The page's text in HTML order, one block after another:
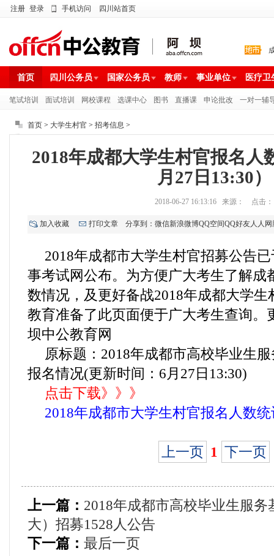
注册 登录 手机访问 四川站首页
首页 四川公务员 国家公务员 教师 事业单位 医疗卫
笔试培训 面试培训 网校课程 选课中心 图书 直播课 申论批改 一对一辅
首页 > 大学生村官 > 招考信息 >
2018年成都大学生村官报名人
月27日13:30）
2018-06-27 16:13:16 来源： 点击：
加入收藏 打印文章 分享到： 微信新浪微博QQ空间QQ好友人人网
2018年成都市大学生村官招募公告
事考试网公布。为方便广大考生了解成
数情况，及更好备战2018年成都大学
教育准备了此页面便于广大考生查询。
坝中公教育网
原标题：2018年成都市高校毕业生
报名情况(更新时间：6月27日13:30)
点击下载》》》
2018年成都市大学生村官报名人数统
上一页 1 下一页
上一篇： 2018年成都市高校毕业生服
大）招募1528人公告
下一篇： 最后一页